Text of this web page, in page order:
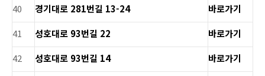
40
경기대로 281번길 13-24
바로가기
41
성호대로 93번길 22
바로가기
42
성호대로 93번길 14
바로가기